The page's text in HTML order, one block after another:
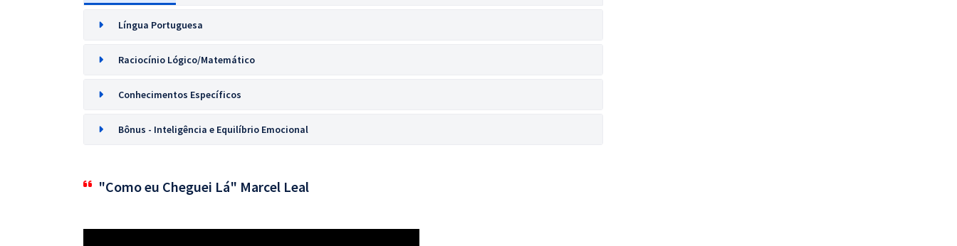
Língua Portuguesa
Raciocínio Lógico/Matemático
Conhecimentos Específicos
Bônus - Inteligência e Equilíbrio Emocional
"Como eu Cheguei Lá" Marcel Leal